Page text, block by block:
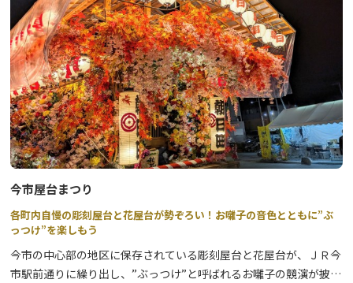
大輪の牡丹の端正な佇まいと、日本庭園風に装飾を施した室内会場
で、趣ある和の雰囲気をゆっくりとご堪能ください。
今市屋台まつり
各町内自慢の彫刻屋台と花屋台が勢ぞろい！お囃子の音色とともに”ぶ
っつけ”を楽しもう
今市の中心部の地区に保存されている彫刻屋台と花屋台が、ＪＲ今
市駅前通りに繰り出し、”ぶっつけ”と呼ばれるお囃子の競演が披露